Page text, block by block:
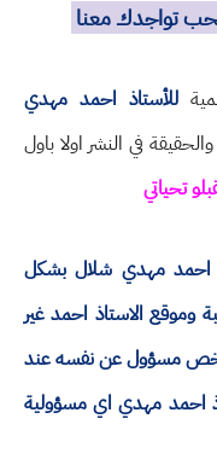
تواجدك معنا
للأستاذ احمد مهدي
في النشر اولا باول
تحياتي
احمد مهدي شلال بشكل
وموقع الاستاذ احمد غير
شخص مسؤول عن نفسه عند
احمد مهدي اي مسؤولية